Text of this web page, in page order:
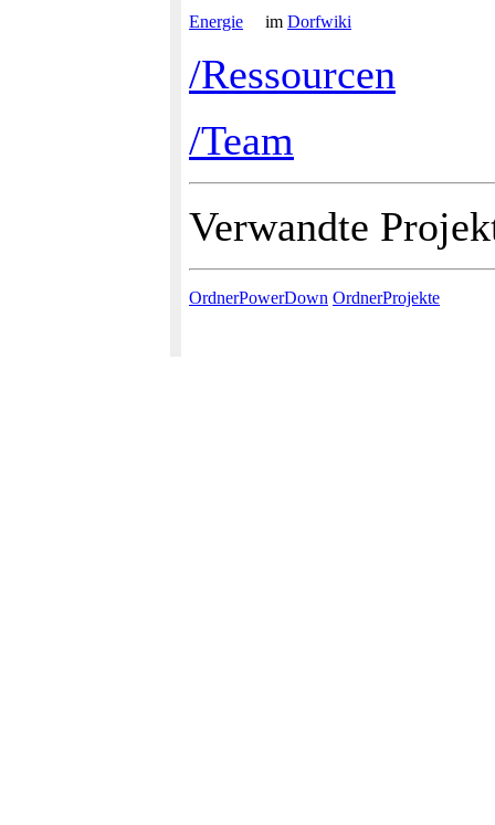
Energie im Dorfwiki
/Ressourcen
/Team
Verwandte
OrdnerPowerDown OrdnerProjekte